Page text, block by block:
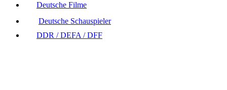
Deutsche Filme
Deutsche Schauspieler
DDR / DEFA / DFF